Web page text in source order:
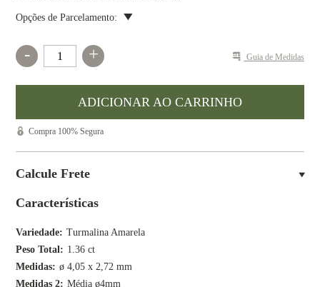
Características
Variedade
Turmalina Amarela
Peso Total
1.36 ct
Medidas
ø 4,05 x 2,72 mm
Medidas 2
Média ø4mm
Opções de Parcelamento:
- + Guia de Medidas
Compra 100% Segura
Calcule Frete